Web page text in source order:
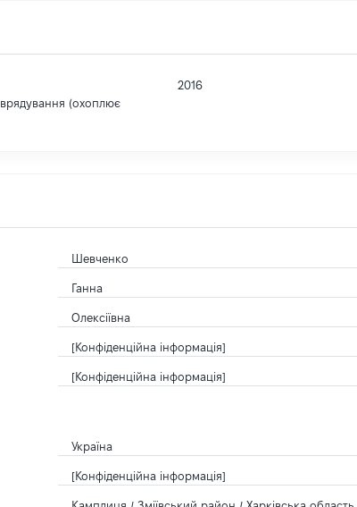
(охоплює
2016
Шевченко
Ганна
Олексіївна
[Конфіденційна інформація]
[Конфіденційна інформація]
Україна
[Конфіденційна інформація]